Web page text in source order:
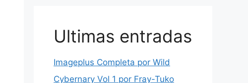
Ultimas entradas
Imageplus Completa por Wild
Cybernary Vol 1 por Fray-Tuko